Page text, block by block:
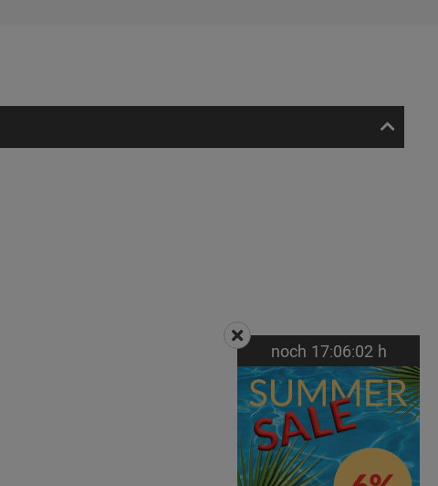
noch 17:06:01 h